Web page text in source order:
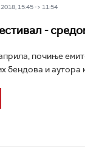
15:45 -> 11:54
-
почиње
бендова и аутора